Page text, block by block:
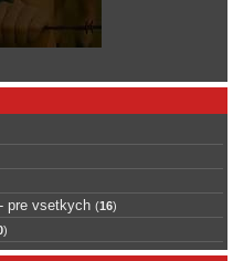
pre vsetkych (16)
)